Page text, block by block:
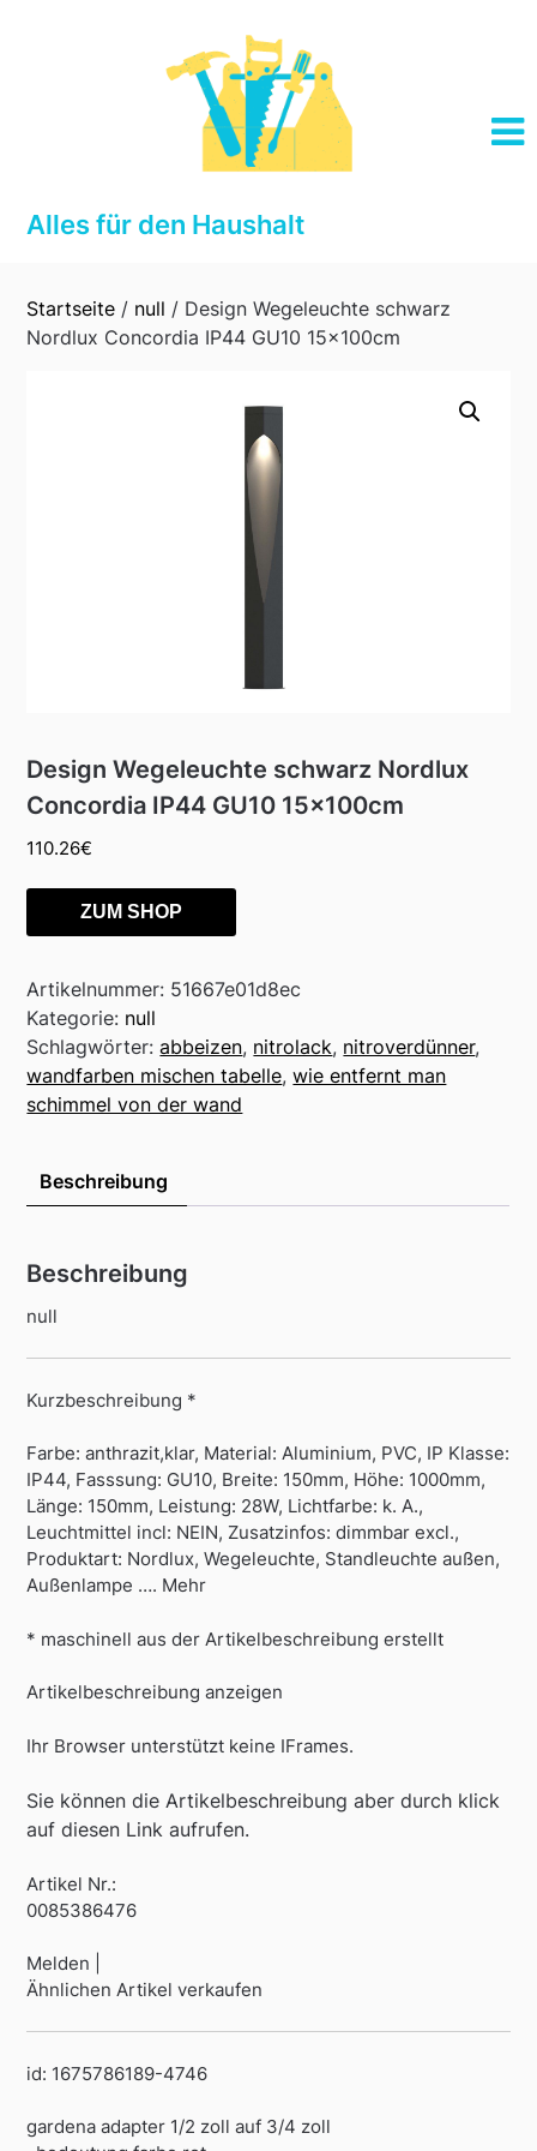
Alles für den Haushalt
Startseite / null / Design Wegeleuchte schwarz
Nordlux Concordia IP44 GU10 15x100cm
Design Wegeleuchte schwarz Nordlux
Concordia IP44 GU10 15x100cm
110.26€
ZUM SHOP
Artikelnummer: 51667e01d8ec
Kategorie: null
Schlagwörter:abbeizen, nitrolack, nitroverdünner,
wandfarben mischen tabelle,wie entfernt man
schimmel von der wand
Beschreibung
Beschreibung
null
Kurzbeschreibung *
Farbe: anthrazit,klar, Material: Aluminium, PVC, IP Klasse:
IP44, Fasssung: GU10, Breite: 150mm, Höhe: 1000mm,
Länge: 150mm, Leistung: 28W, Lichtfarbe: k. A.,
Leuchtmittel incl: NEIN, Zusatzinfos: dimmbar excl.,
Produktart: Nordlux, Wegeleuchte, Standleuchte außen,
Außenlampe …. Mehr
* maschinell aus der Artikelbeschreibung erstellt
Artikelbeschreibung anzeigen
Ihr Browser unterstützt keine IFrames.
Sie können die Artikelbeschreibung aber durch klick
auf diesen Link aufrufen.
Artikel Nr.:
0085386476
Melden |
Ähnlichen Artikel verkaufen
id: 1675786189-4746
gardena adapter 1/2 zoll auf 3/4 zoll